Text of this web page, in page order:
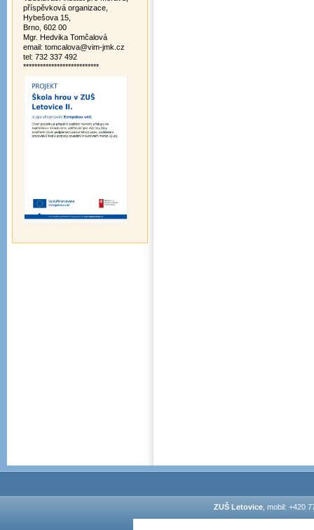
příspěvková organizace,
Hybešova 15,
Brno, 602 00
Mgr. Hedvika Tomčalová
email: tomcalova@vim-jmk.cz
tel: 732 337 492
***************************
ZUŠ Letovice, mobil: +420